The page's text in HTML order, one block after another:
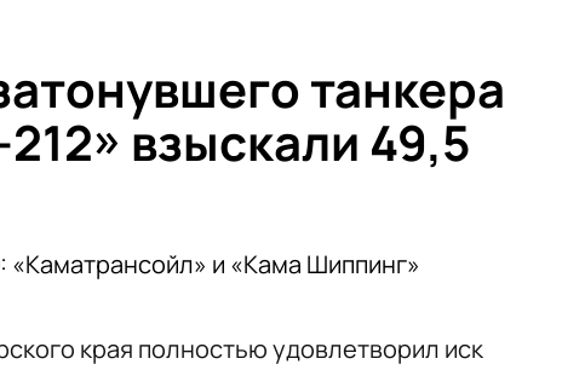
танкера
взыскали 49,5
и «Кама Шиппинг»
края полностью удовлетворил иск